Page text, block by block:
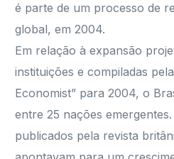
é parte de um processo de
global, em 2004.
Em relação à expansão
instituições e compiladas
Economist” para 2004, o
entre 25 nações
publicados pela revista